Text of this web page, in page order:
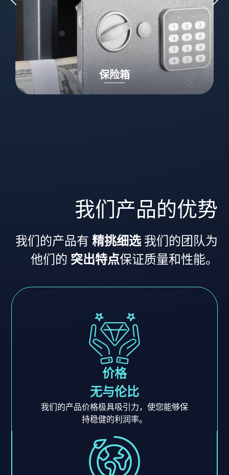
保险箱
我们产品的优势
我们的产品有 精挑细选我们的团队为
他们的 突出特点保证质量和性能。
价格
无与伦比
我们的产品价格极具吸引力，使您能够保
持稳健的利润率。